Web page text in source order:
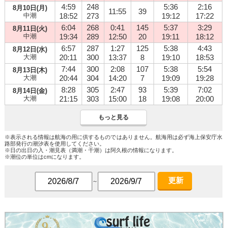
8月10日(月)
中潮
4:59
18:52
248
273
11:55 39
5:36
19:12
2:16
17:22
8月11日(火)
中潮
6:04
19:34
268
289
0:41
12:50
145
20
5:37
19:11
3:29
18:12
8月12日(水)
大潮
6:57
20:11
287
300
1:27
13:37
125
8
5:38
19:10
4:43
18:53
8月13日(木)
大潮
7:44
20:44
300
304
2:08
14:20
107
7
5:38
19:09
5:54
19:28
8月14日(金)
大潮
8:28
21:15
305
303
2:47
15:00
93
18
5:39
19:08
7:02
20:00
もっと見る
※表示される情報は航海の用に供するものではありません。航海用は必ず海上保安庁水
路部発行の潮汐表を使用してください。
※日の出日の入・潮見表（満潮・干潮）は阿久根の情報になります。
※潮位の単位はcmになります。
～ 更新